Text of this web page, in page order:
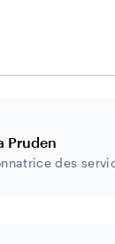
Pruden
des